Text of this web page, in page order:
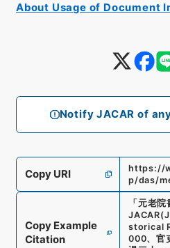
Notify JACAR of
Copy URI
https://
p/das/
Copy Example
Citation
「 元老院
storical
000、官
About Usage of Document